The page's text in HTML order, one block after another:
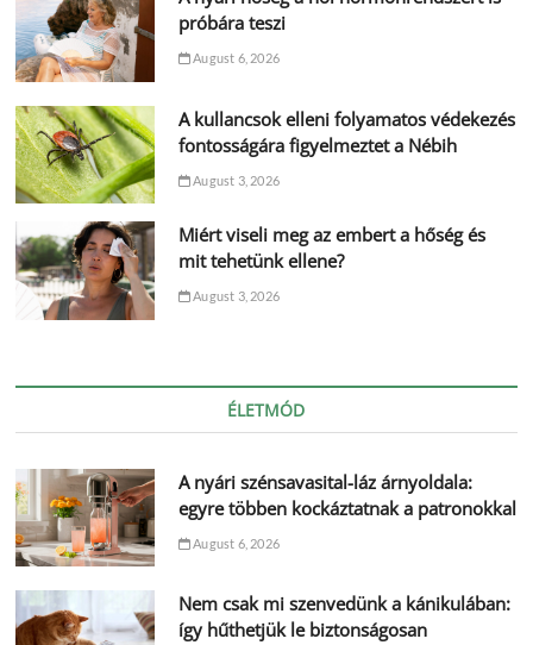
próbára teszi
August 6, 2026
A kullancsok elleni folyamatos védekezés
fontosságára figyelmeztet a Nébih
August 3, 2026
Miért viseli meg az embert a hőség és
mit tehetünk ellene?
August 3, 2026
ÉLETMÓD
A nyári szénsavasital-láz árnyoldala:
egyre többen kockáztatnak a patronokkal
August 6, 2026
Nem csak mi szenvedünk a kánikulában:
így hűthetjük le biztonságosan